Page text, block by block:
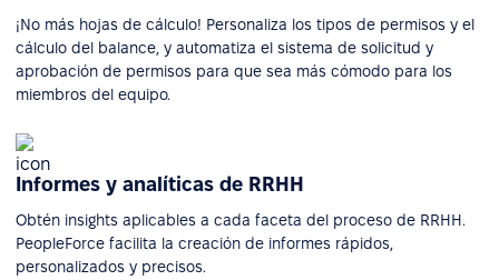
¡No más hojas de cálculo! Personaliza los tipos de permisos y el
cálculo del balance, y automatiza el sistema de solicitud y
aprobación de permisos para que sea más cómodo para los
miembros del equipo.
Informes y analíticas de RRHH
Obtén insights aplicables a cada faceta del proceso de RRHH.
PeopleForce facilita la creación de informes rápidos,
personalizados y precisos.